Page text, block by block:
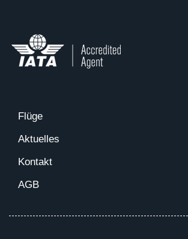
Flüge
Aktuelles
Kontakt
AGB